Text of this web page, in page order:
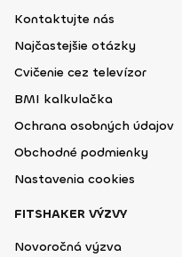
Kontaktujte nás
Najčastejšie otázky
Cvičenie cez televízor
BMI kalkulačka
Ochrana osobných údajov
Obchodné podmienky
Nastavenia cookies
FITSHAKER VÝZVY
Novoročná výzva